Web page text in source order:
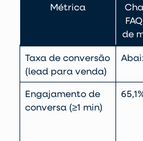
Métrica
de
Taxa de conversão
(lead para venda)
Engajamento de
conversa (≥1 min)